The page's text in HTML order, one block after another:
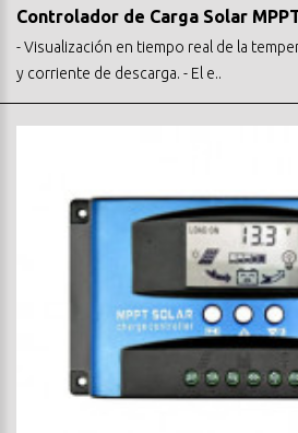
Controlador de Carga Solar
- Visualización en tiempo real de la
y corriente de descarga. - El e..